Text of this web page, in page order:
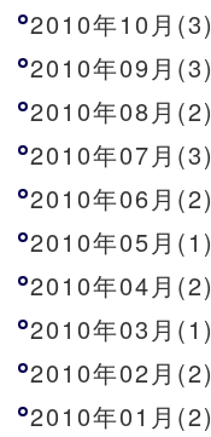
2010年10月(3)
2010年09月(3)
2010年08月(2)
2010年07月(3)
2010年06月(2)
2010年05月(1)
2010年04月(2)
2010年03月(1)
2010年02月(2)
2010年01月(2)